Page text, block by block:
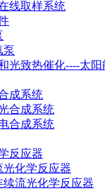
线取样系统
泵
光致热催化----太阳
成系统
合成系统
合成系统
反应器
化学反应器
流光化学反应器